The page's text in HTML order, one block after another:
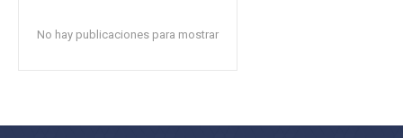
No hay publicaciones para mostrar